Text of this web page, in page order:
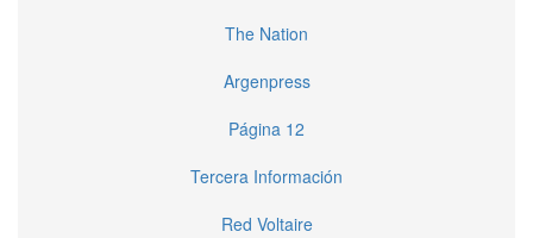
The Nation
Argenpress
Página 12
Tercera Información
Red Voltaire